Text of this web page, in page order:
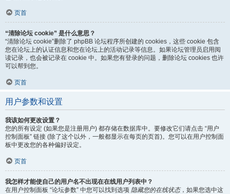
页首
“清除论坛 cookie” 是什么意思？
“清除论坛 cookie”删除了 phpBB 论坛程序所创建的 cookies，这些 cookie 包含
您在论坛上的认证信息和您在论坛上的活动记录等信息。如果论坛管理员启用阅
读记录，也会被记录在 cookie 中。如果您有登录的问题，删除论坛 cookies 也许
可以帮到您。
页首
用户参数和设置
我该如何更改设置？
您的所有设定 (如果您是注册用户) 都存储在数据库中。要修改它们请点击 “用户
控制面板” 链接 (除了这个以外，一般都显示在每页的页首)。您可以在用户控制面
板中更改您的各种偏好设定。
页首
我怎样才能使自己的用户名不出现在在线用户列表中？
在用户控制面板 “论坛参数” 中您可以找到选项 隐藏您的在线状态，如果您选中这